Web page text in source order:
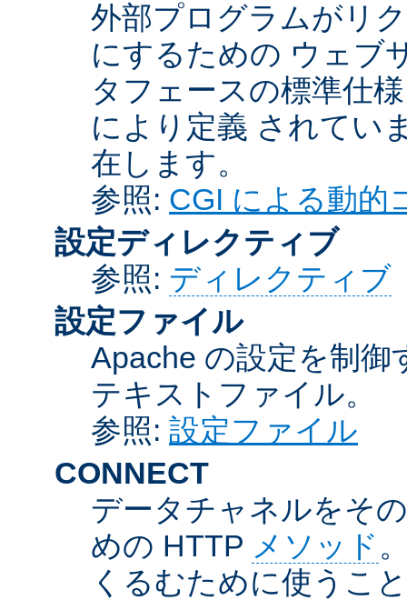
外部プログラムがリ
にするための ウェブ
タフェースの標準仕
により定義 されてい
在します。
参照: CGI による動的
設定ディレクティブ
参照: ディレクティブ
設定ファイル
Apache の設定を制
テキストファイル。
参照: 設定ファイル
CONNECT
データチャネルをそ
めの HTTP メソッド
くるむために使うこ